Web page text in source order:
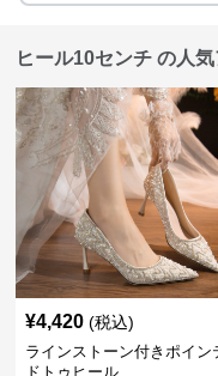
ヒール10センチ の人
¥4,420 (税込)
ラインストーン付きポイン
ドトゥヒール